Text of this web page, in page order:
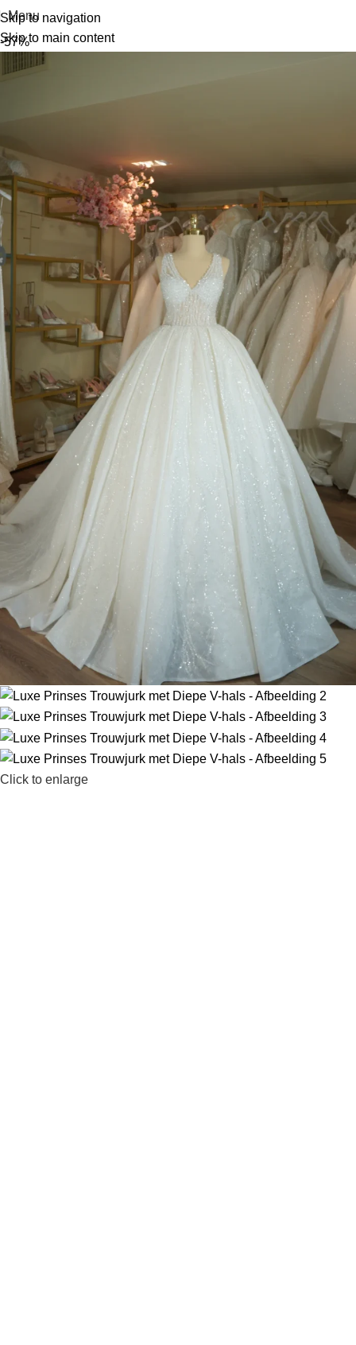
Skip to navigation
Skip to main content
Menu
-57%
Click to enlarge